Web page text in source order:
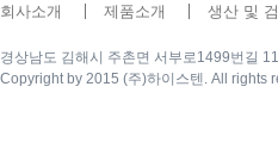
회사소개 제품소개 생산 및
경상남도 김해시 주촌면 서부로1499번길
Copyright by 2015 (주)하이스텐. All rights